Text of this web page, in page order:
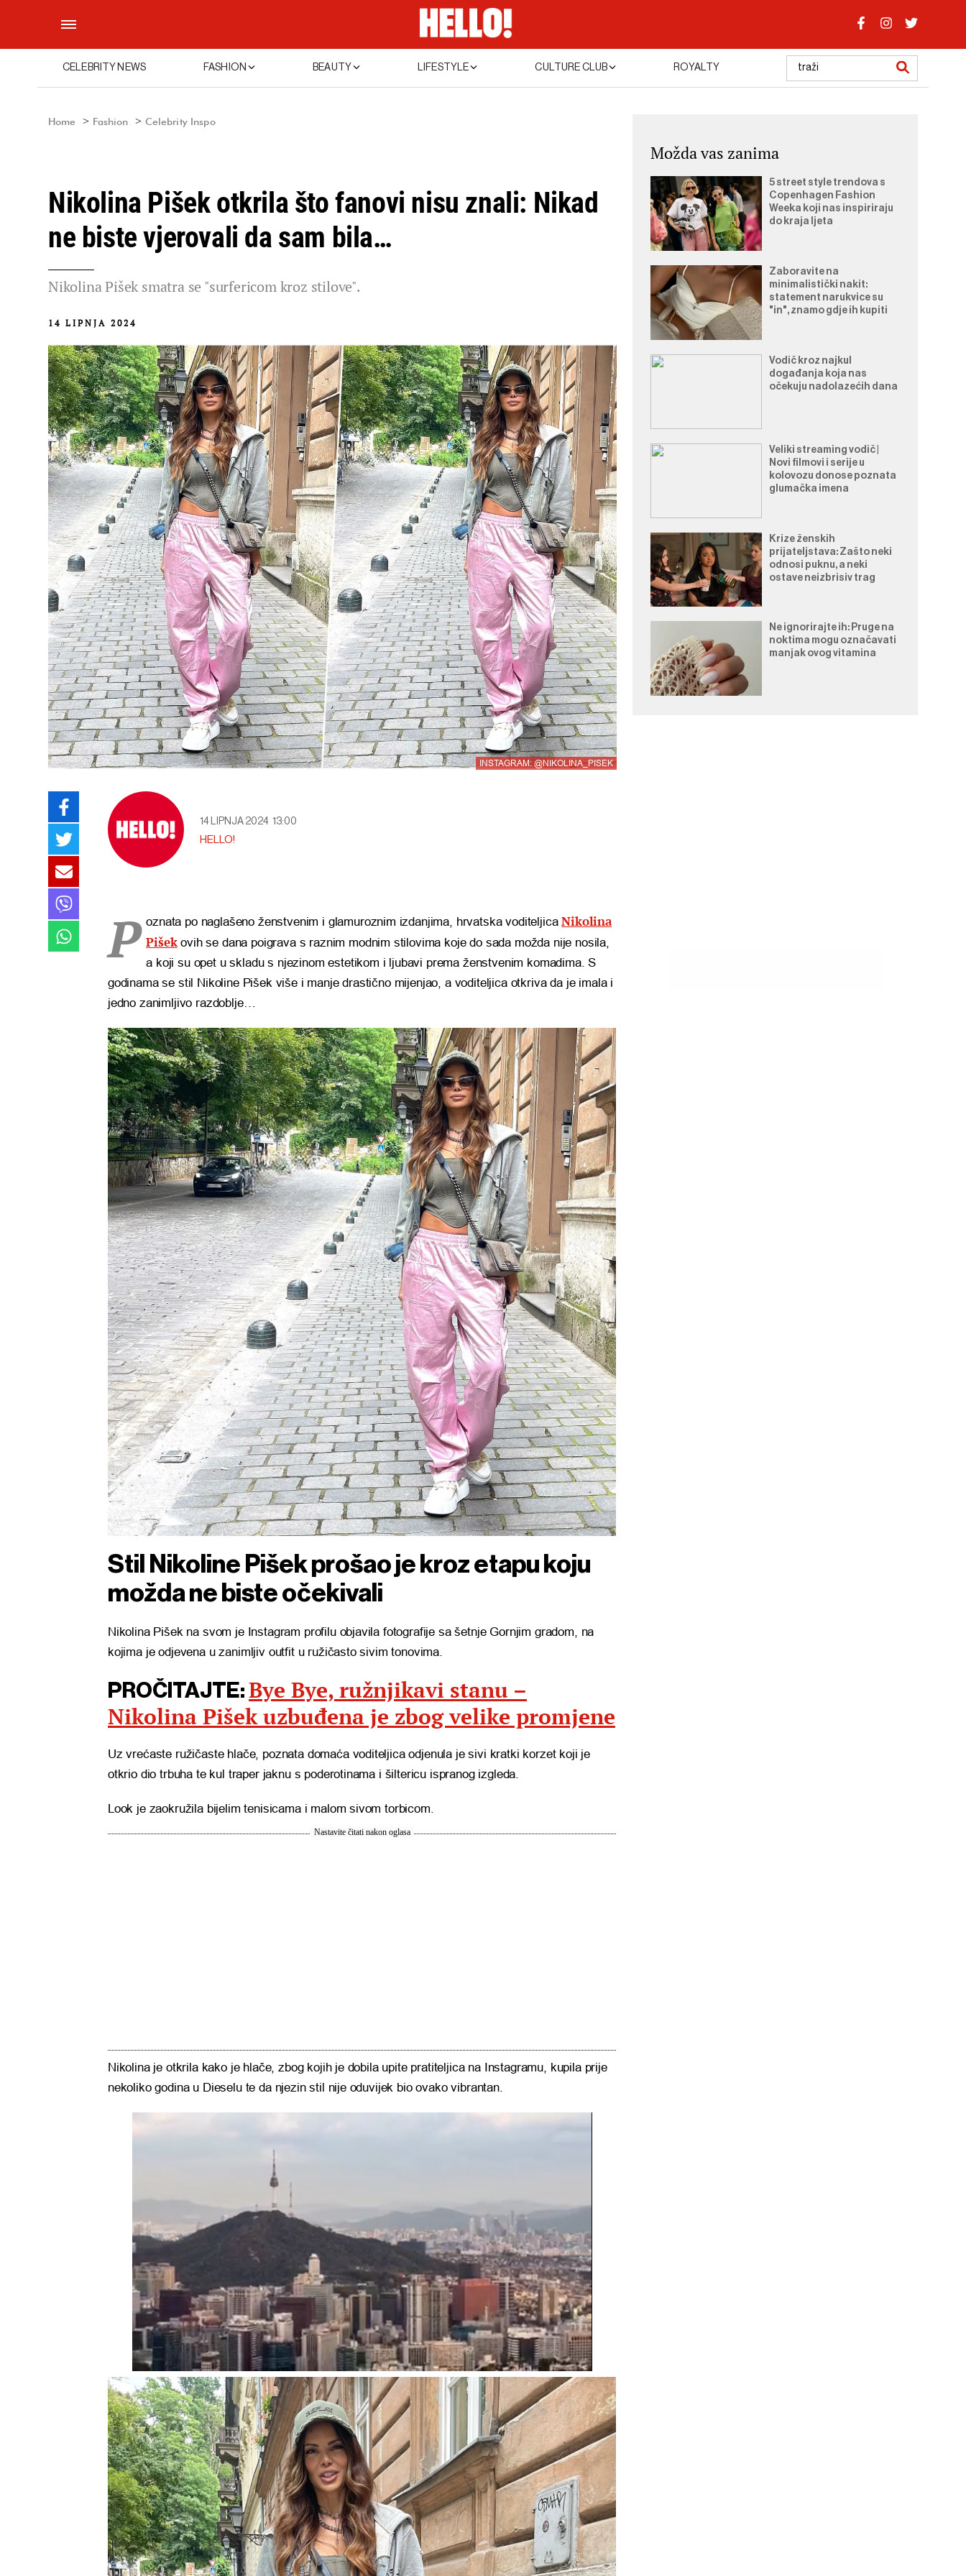
CELEBRITY NEWS FASHION BEAUTY LIFESTYLE CULTURE CLUB ROYALTY
Home Fashion Celebrity Inspo
Nikolina Pišek otkrila što fanovi nisu znali: Nikad
ne biste vjerovali da sam bila…
Nikolina Pišek smatra se "surfericom kroz stilove".
14 LIPNJA 2024
INSTAGRAM: @NIKOLINA_PISEK
14 LIPNJA 2024 13:00
HELLO!
P oznata po naglašeno ženstvenim i glamuroznim izdanjima, hrvatska voditeljicaNikolina
Pišekovih se dana poigrava s raznim modnim stilovima koje do sada možda nije nosila,
a koji su opet u skladu s njezinom estetikom i ljubavi prema ženstvenim komadima. S
godinama se stil Nikoline Pišek više i manje drastično mijenjao, a voditeljica otkriva da je imala i
jedno zanimljivo razdoblje…
Stil Nikoline Pišek prošao je kroz etapu koju
možda ne biste očekivali
Nikolina Pišek na svom je Instagram profilu objavila fotografije sa šetnje Gornjim gradom, na
kojima je odjevena u zanimljiv outfit u ružičasto sivim tonovima.
PROČITAJTE: Bye Bye, ružnjikavi stanu –
Nikolina Pišek uzbuđena je zbog velike promjene
Uz vrećaste ružičaste hlače, poznata domaća voditeljica odjenula je sivi kratki korzet koji je
otkrio dio trbuha te kul traper jaknu s poderotinama i šiltericu ispranog izgleda.
Look je zaokružila bijelim tenisicama i malom sivom torbicom.
Nastavite čitati nakon oglasa
Nikolina je otkrila kako je hlače, zbog kojih je dobila upite pratiteljica na Instagramu, kupila prije
nekoliko godina u Dieselu te da njezin stil nije oduvijek bio ovako vibrantan.
Možda vas zanima
5 street style trendova s
Copenhagen Fashion
Weeka koji nas inspiriraju
do kraja ljeta
Zaboravite na
minimalistički nakit:
statement narukvice su
"in", znamo gdje ih kupiti
Vodič kroz najkul
događanja koja nas
očekuju nadolazećih dana
Veliki streaming vodič |
Novi filmovi i serije u
kolovozu donose poznata
glumačka imena
Krize ženskih
prijateljstava: Zašto neki
odnosi puknu, a neki
ostave neizbrisiv trag
Ne ignorirajte ih: Pruge na
noktima mogu označavati
manjak ovog vitamina